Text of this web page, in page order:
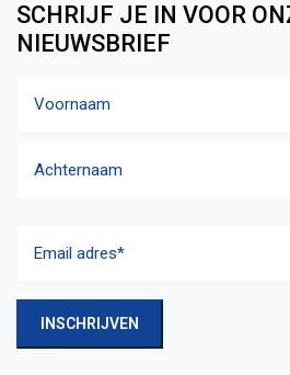
SCHRIJF JE IN VOOR
NIEUWSBRIEF
adres(Vereist)
INSCHRIJVEN